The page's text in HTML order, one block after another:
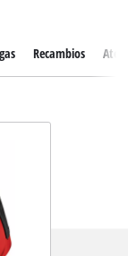
Recambios